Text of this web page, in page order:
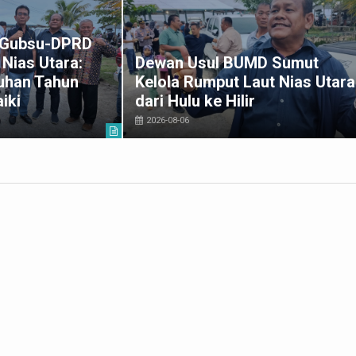
DPRD
Utara:
Tahun
Dewan Usul BUMD Sumut
Kelola Rumput Laut Nias Utara
dari Hulu ke Hilir
2026-08-06